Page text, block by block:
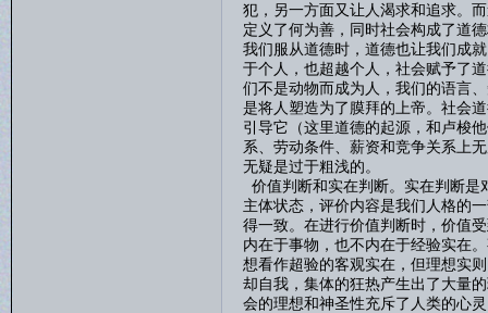
犯，另一方面又让人渴求和追求。
定义了何为善，同时社会构成了道
我们服从道德时，道德也让我们成
于个人，也超越个人，社会赋予了
们不是动物而成为人，我们的语言
是将人塑造为了膜拜的上帝。社会
引导它（这里道德的起源，和卢梭
系、劳动条件、薪资和竞争关系上
无疑是过于粗浅的。
价值判断和实在判断。实在判断是
主体状态，评价内容是我们人格的
得一致。在进行价值判断时，价值
内在于事物，也不内在于经验实在
想看作超验的客观实在，但理想实
却自我，集体的狂热产生出了大量
会的理想和神圣性充斥了人类的心